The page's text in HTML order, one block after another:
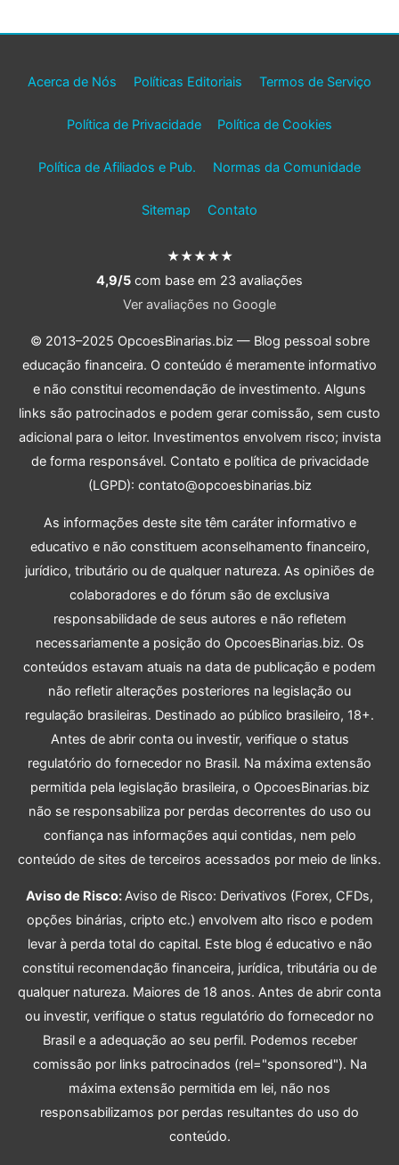
Acerca de Nós Políticas Editoriais Termos de Serviço
Política de Privacidade Política de Cookies
Política de Afiliados e Pub. Normas da Comunidade
Sitemap Contato
★★★★★
4,9/5 com base em 23 avaliações
Ver avaliações no Google
© 2013–2025 OpcoesBinarias.biz — Blog pessoal sobre
educação financeira. O conteúdo é meramente informativo
e não constitui recomendação de investimento. Alguns
links são patrocinados e podem gerar comissão, sem custo
adicional para o leitor. Investimentos envolvem risco; invista
de forma responsável. Contato e política de privacidade
(LGPD): contato@opcoesbinarias.biz
As informações deste site têm caráter informativo e
educativo e não constituem aconselhamento financeiro,
jurídico, tributário ou de qualquer natureza. As opiniões de
colaboradores e do fórum são de exclusiva
responsabilidade de seus autores e não refletem
necessariamente a posição do OpcoesBinarias.biz. Os
conteúdos estavam atuais na data de publicação e podem
não refletir alterações posteriores na legislação ou
regulação brasileiras. Destinado ao público brasileiro, 18+.
Antes de abrir conta ou investir, verifique o status
regulatório do fornecedor no Brasil. Na máxima extensão
permitida pela legislação brasileira, o OpcoesBinarias.biz
não se responsabiliza por perdas decorrentes do uso ou
confiança nas informações aqui contidas, nem pelo
conteúdo de sites de terceiros acessados por meio de links.
Aviso de Risco:Aviso de Risco: Derivativos (Forex, CFDs,
opções binárias, cripto etc.) envolvem alto risco e podem
levar à perda total do capital. Este blog é educativo e não
constitui recomendação financeira, jurídica, tributária ou de
qualquer natureza. Maiores de 18 anos. Antes de abrir conta
ou investir, verifique o status regulatório do fornecedor no
Brasil e a adequação ao seu perfil. Podemos receber
comissão por links patrocinados (rel="sponsored"). Na
máxima extensão permitida em lei, não nos
responsabilizamos por perdas resultantes do uso do
conteúdo.